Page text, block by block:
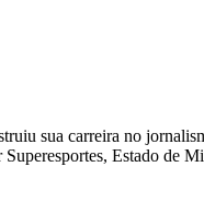
sua carreira no
Estado de